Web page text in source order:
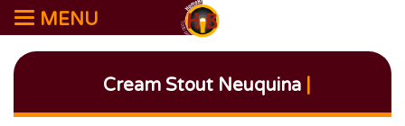
MENU
Cream Stout Neuquina